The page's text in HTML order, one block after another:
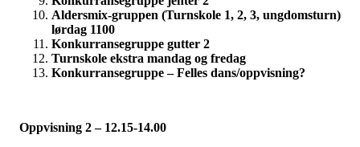
Aldersmix-gruppen (Turnskole 1, 2, 3, ungdomsturn)
lørdag 1100
Konkurransegruppe gutter 2
Turnskole ekstra mandag og fredag
Konkurransegruppe – Felles dans/oppvisning?
Oppvisning 2 – 12.15-14.00